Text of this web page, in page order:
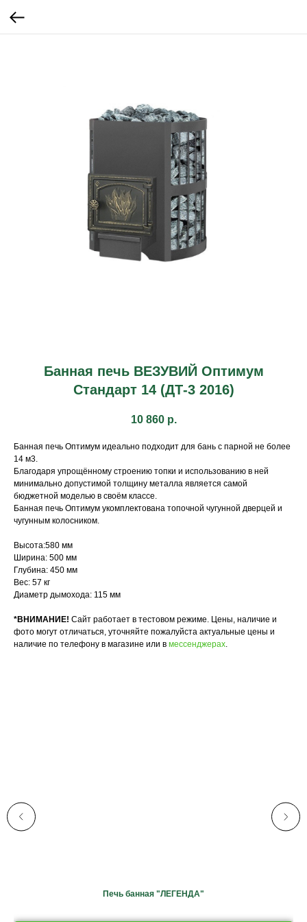
Банная печь ВЕЗУВИЙ Оптимум
Стандарт 14 (ДТ-3 2016)
10 860 р.
Банная печь Оптимум идеально подходит для бань с парной не более
14 м3.
Благодаря упрощённому строению топки и использованию в ней
минимально допустимой толщину металла является самой
бюджетной моделью в своём классе.
Банная печь Оптимум укомплектована топочной чугунной дверцей и
чугунным колосником.
Высота:580 мм
Ширина: 500 мм
Глубина: 450 мм
Вес: 57 кг
Диаметр дымохода: 115 мм
*ВНИМАНИЕ! Сайт работает в тестовом режиме. Цены, наличие и
фото могут отличаться, уточняйте пожалуйста актуальные цены и
наличие по телефону в магазине или в мессенджерах.
Печь банная "ЛЕГЕНДА"